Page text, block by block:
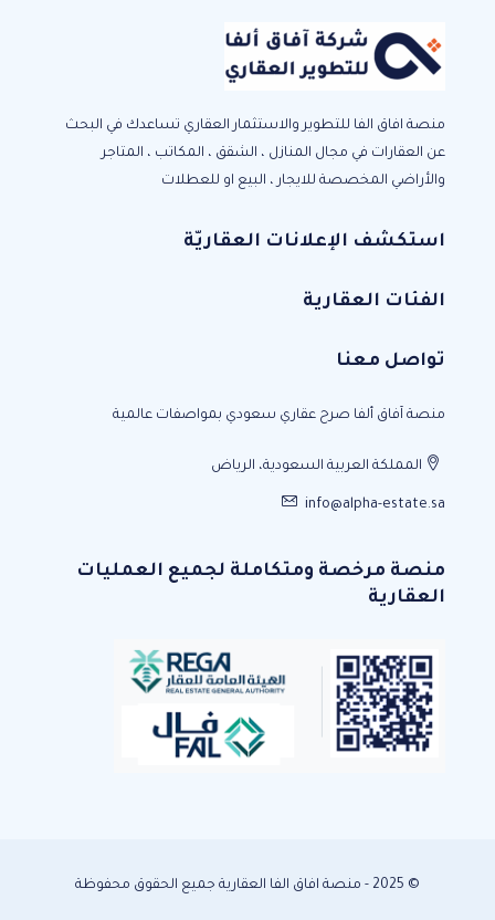
منصة افاق الفا للتطوير والاستثمار العقاري تساعدك في البحث
عن العقارات في مجال المنازل ، الشقق ، المكاتب ، المتاجر
والأراضي المخصصة للايجار ، البيع او للعطلات
استكشف الإعلانات العقاريّة
الفئات العقارية
تواصل معنا
منصة آفاق ألفا صرح عقاري سعودي بمواصفات عالمية
المملكة العربية السعودية، الرياض
info@alpha-estate.sa
منصة مرخصة ومتكاملة لجميع العمليات
العقارية
© 2025 - منصة افاق الفا العقارية جميع الحقوق محفوظة